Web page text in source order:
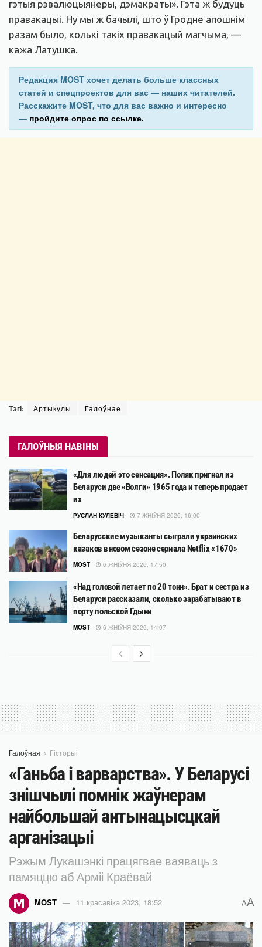
гэтыя рэвалюцыянеры, дэмакраты». Гэта ж будуць
правакацыі. Ну мы ж бачылі, што ў Гродне апошнім
разам было, колькі такіх правакацый магчыма, —
кажа Латушка.
Редакция MOST хочет делать больше классных
статей и спецпроектов для вас — наших читателей.
Расскажите MOST, что для вас важно и интересно
— пройдите опрос по ссылке.
Тэгі: Артыкулы Галоўнае
ГАЛОЎНЫЯ НАВІНЫ
«Для людей это сенсация». Поляк пригнал из
Беларуси две «Волги» 1965 года и теперь продает
их
РУСЛАН КУЛЕВІЧ 7 ЖНІЎНЯ 2026, 16:00
Беларусские музыканты сыграли украинских
казаков в новом сезоне сериала Netflix «1670»
MOST 6 ЖНІЎНЯ 2026, 17:50
«Над головой летает по 20 тонн». Брат и сестра из
Беларуси рассказали, сколько зарабатывают в
порту польской Гдыни
MOST 6 ЖНІЎНЯ 2026, 14:07
Галоўная Гісторыі
«Ганьба і варварства». У Беларусі
знішчылі помнік жаўнерам
найбольшай антынацысцкай
арганізацыі
Рэжым Лукашэнкі працягвае ваяваць з
памяццю аб Арміі Краёвай
MOST 11 красавіка 2023, 18:52 AA